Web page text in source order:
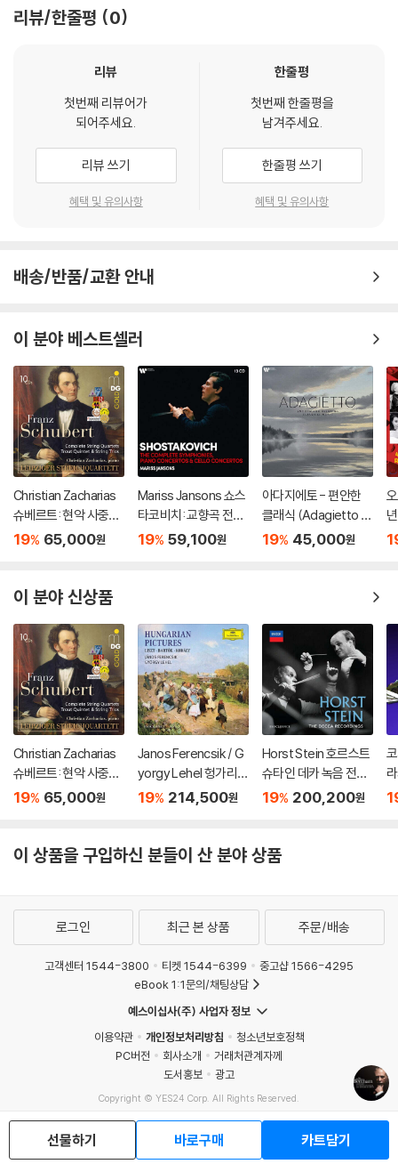
리뷰/한줄평 0
리뷰
첫번째 리뷰어가
되어주세요.
리뷰 쓰기
혜택 및 유의사항
한줄평
첫번째 한줄평을
남겨주세요.
한줄평 쓰기
혜택 및 유의사항
배송/반품/교환 안내
이 분야 베스트셀러
Christian Zacharias
슈베르트: 현악 사중주
전곡 외 (Schubert: C
& String Trios)
19% 65,000원
Mariss Jansons 쇼스
타코비치: 교향곡 전곡,
재즈 모음곡, 협주곡 (S
19% 59,100원
아다지에토 - 편안한
클래식 (Adagietto -
Smooth & Relaxing
19% 45,000원
이 분야 신상품
Christian Zacharias
슈베르트: 현악 사중주
전곡 외 (Schubert: C
& String Trios)
19% 65,000원
Janos Ferencsik / G
yorgy Lehel 헝가리
음악 선집 (Hungarian
19% 214,500원
Horst Stein 호르스트
슈타인 데카 녹음 전집
(The Decca Recordi
19% 200,200원
이 상품을 구입하신 분들이 산 분야 상품
선물하기 바로구매 카트담기
로그인 최근 본 상품 주문/배송
고객센터 1544-3800 티켓 1544-6399
중고샵 1566-4295
eBook 1:1문의/채팅상담
예스이십사(주) 사업자 정보
이용약관
개인정보처리방침
청소년보호정책
PC버전
회사소개
거래처관계자께
도서홍보
광고
Copyright © YES24 Corp. All Rights Reserved.